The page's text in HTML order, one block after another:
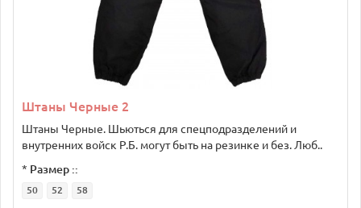
Штаны Черные 2
Штаны Черные. Шьються для спецподразделений и
внутренних войск Р.Б. могут быть на резинке и без. Люб..
* Размер ::
50 52 58